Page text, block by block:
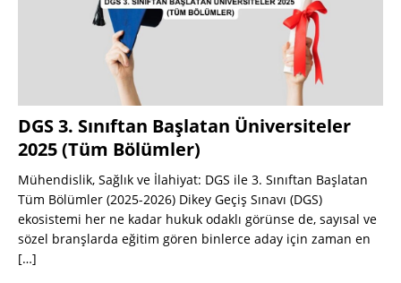
DGS 3. Sınıftan Başlatan Üniversiteler
2025 (Tüm Bölümler)
Mühendislik, Sağlık ve İlahiyat: DGS ile 3. Sınıftan Başlatan
Tüm Bölümler (2025-2026) Dikey Geçiş Sınavı (DGS)
ekosistemi her ne kadar hukuk odaklı görünse de, sayısal ve
sözel branşlarda eğitim gören binlerce aday için zaman en
[…]